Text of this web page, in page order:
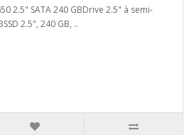
2.5" SATA 240 GBDrive 2.5" à semi-
2.5", 240 GB, ..